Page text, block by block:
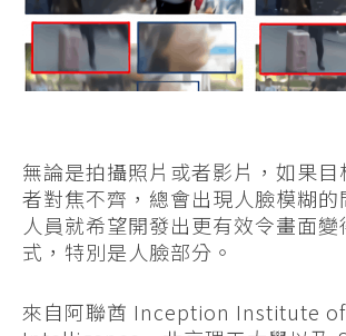
無論是拍攝照片或者影片，如果
者對焦不齊，總會出現人臉模糊的
人員就希望開發出更有效令畫面變
式，特別是人臉部分。
來自阿聯酋 Inception Institute